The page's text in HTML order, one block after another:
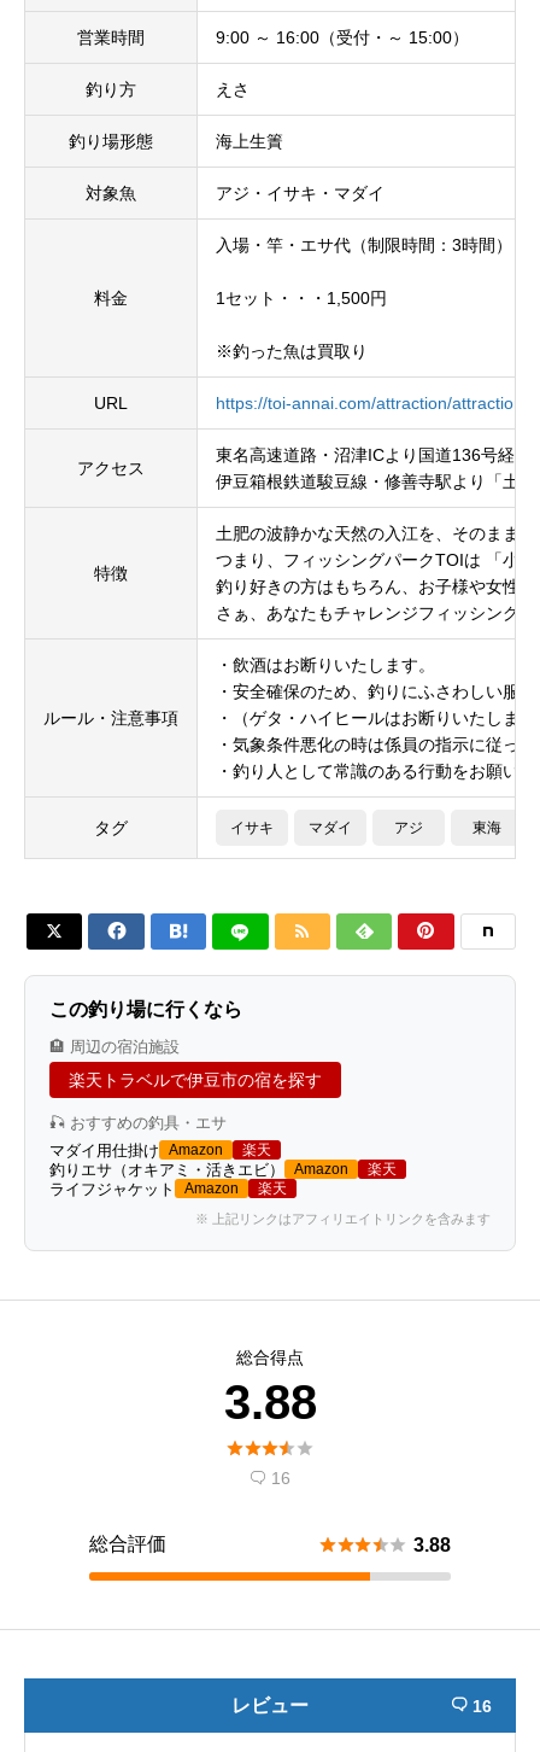
営業時間 9:00 ～ 16:00（受付・～ 15:00）
釣り方 えさ
釣り場形態 海上生簀
対象魚 アジ・イサキ・マダイ
料金
入場・竿・エサ代（制限時間：3時間）
1セット・・・1,500円
※釣った魚は買取り
URL https://toi-annai.com/attraction/
アクセス
東名高速道路・沼津ICより国道136号経由
伊豆箱根鉄道駿豆線・修善寺駅より「土
特徴
土肥の波静かな天然の入江を、そのまま
つまり、フィッシングパークTOIは 「小
釣り好きの方はもちろん、お子様や女性
さぁ、あなたもチャレンジフィッシング！
ルール・注意事項
・飲酒はお断りいたします。
・安全確保のため、釣りにふさわしい服
・（ゲタ・ハイヒールはお断りいたしま
・気象条件悪化の時は係員の指示に従っ
・釣り人として常識のある行動をお願い
タグ イサキ マダイ アジ 東海
     
この釣り場に行くなら
🏨 周辺の宿泊施設
楽天トラベルで伊豆市の宿を探す
🎣 おすすめの釣具・エサ
マダイ用仕掛け
Amazon 楽天
釣りエサ（オキアミ・活きエビ） Amazon 楽天
ライフジャケット Amazon 楽天
※ 上記リンクはアフィリエイトリンクを含みます
総合得点
3.88

 16
総合評価  3.88
レビュー  16